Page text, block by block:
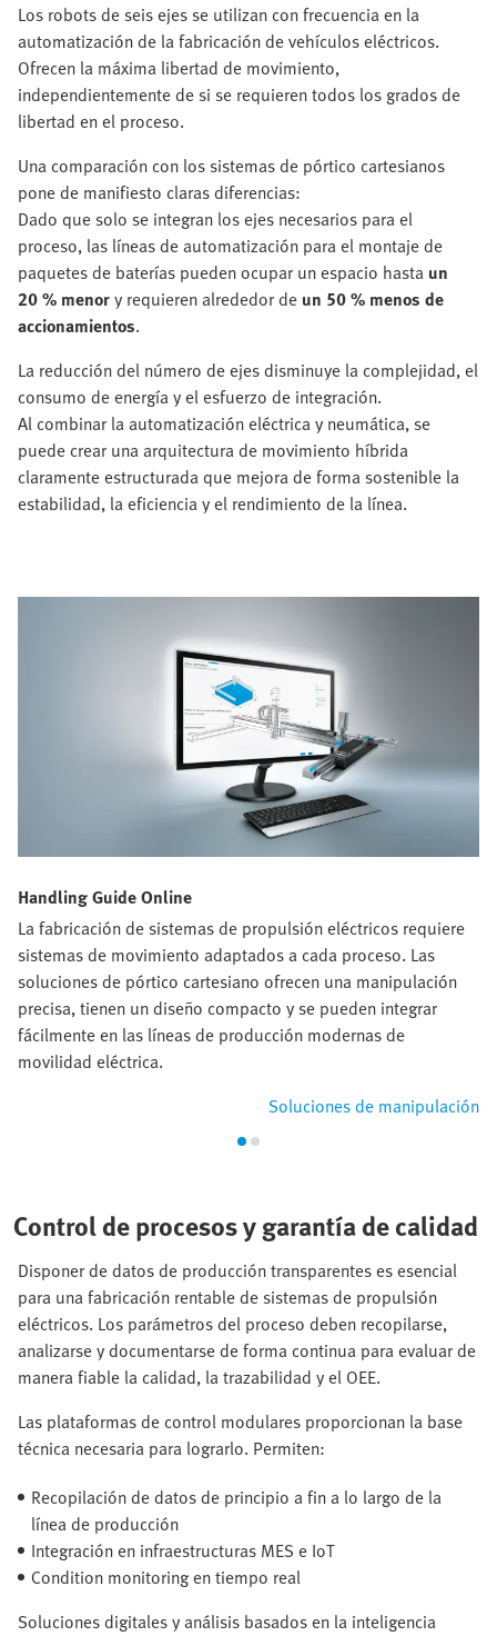
Los robots de seis ejes se utilizan con frecuencia en la
automatización de la fabricación de vehículos eléctricos.
Ofrecen la máxima libertad de movimiento,
independientemente de si se requieren todos los grados de
libertad en el proceso.
Una comparación con los sistemas de pórtico cartesianos
pone de manifiesto claras diferencias:
Dado que solo se integran los ejes necesarios para el
proceso, las líneas de automatización para el montaje de
paquetes de baterías pueden ocupar un espacio hasta un
20 % menory requieren alrededor de un 50 % menos de
accionamientos.
La reducción del número de ejes disminuye la complejidad, el
consumo de energía y el esfuerzo de integración.
Al combinar la automatización eléctrica y neumática, se
puede crear una arquitectura de movimiento híbrida
claramente estructurada que mejora de forma sostenible la
estabilidad, la eficiencia y el rendimiento de la línea.
Handling Guide Online
La fabricación de sistemas de propulsión eléctricos requiere
sistemas de movimiento adaptados a cada proceso. Las
soluciones de pórtico cartesiano ofrecen una manipulación
precisa, tienen un diseño compacto y se pueden integrar
fácilmente en las líneas de producción modernas de
movilidad eléctrica.
Soluciones de manipulación
Control de procesos y garantía de calidad
Disponer de datos de producción transparentes es esencial
para una fabricación rentable de sistemas de propulsión
eléctricos. Los parámetros del proceso deben recopilarse,
analizarse y documentarse de forma continua para evaluar de
manera fiable la calidad, la trazabilidad y el OEE.
Las plataformas de control modulares proporcionan la base
técnica necesaria para lograrlo. Permiten:
Recopilación de datos de principio a fin a lo largo de la
línea de producción
Integración en infraestructuras MES e IoT
Condition monitoring en tiempo real
Soluciones digitales y análisis basados en la inteligencia